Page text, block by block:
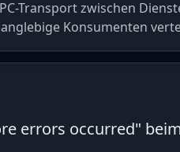
Transport zwischen
Konsumenten
errors occurred"